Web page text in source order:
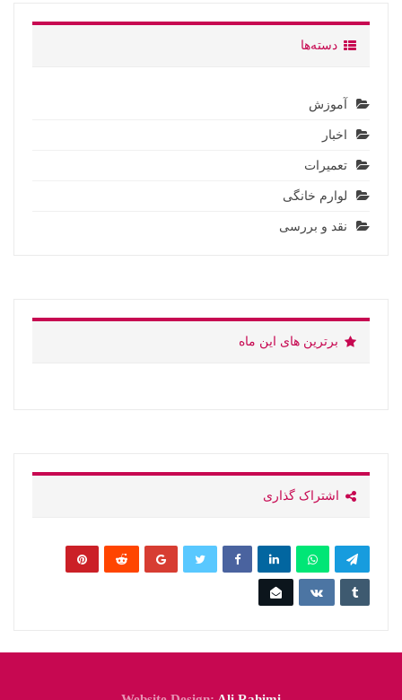
دسته‌ها
آموزش
اخبار
تعمیرات
لوارم خانگی
نقد و بررسی
برترین های این ماه
اشتراک گذاری